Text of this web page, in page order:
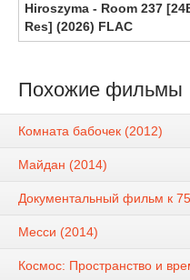
Hiroszyma - Room 237
Res] (2026) FLAC
Похожие фильмы
Комната бабочек (2012)
Майдан (2014)
Документальный фильм к
Месси (2014)
Космос: Пространство и